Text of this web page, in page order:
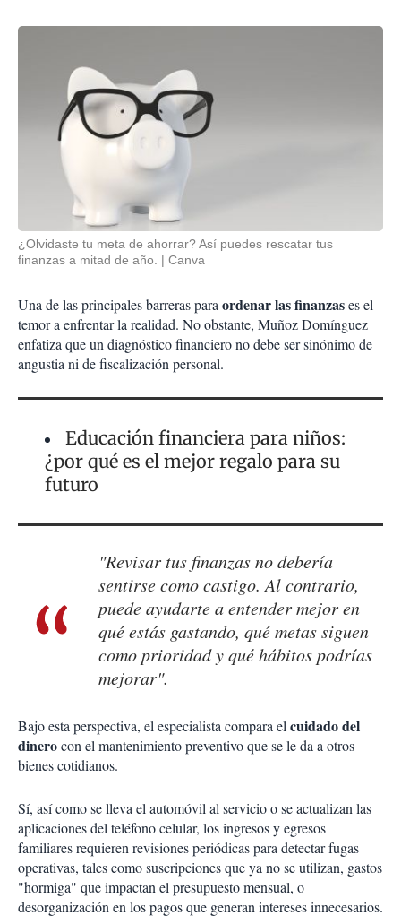
¿Olvidaste tu meta de ahorrar? Así puedes rescatar tus
finanzas a mitad de año.
Canva
Una de las principales barreras paraordenar las finanzases el
temor a enfrentar la realidad. No obstante, Muñoz Domínguez
enfatiza que un diagnóstico financiero no debe ser sinónimo de
angustia ni de fiscalización personal.
Educación financiera para niños:
¿por qué es el mejor regalo para su
futuro
"Revisar tus finanzas no debería
sentirse como castigo. Al contrario,
puede ayudarte a entender mejor en
qué estás gastando, qué metas siguen
como prioridad y qué hábitos podrías
mejorar".
Bajo esta perspectiva, el especialista compara elcuidado del
dinerocon el mantenimiento preventivo que se le da a otros
bienes cotidianos.
Sí, así como se lleva el automóvil al servicio o se actualizan las
aplicaciones del teléfono celular, los ingresos y egresos
familiares requieren revisiones periódicas para detectar fugas
operativas, tales como suscripciones que ya no se utilizan, gastos
"hormiga" que impactan el presupuesto mensual, o
desorganización en los pagos que generan intereses innecesarios.